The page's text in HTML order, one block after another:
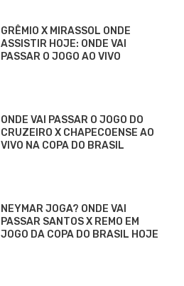
GRÊMIO X MIRASSOL ONDE
ASSISTIR HOJE: ONDE VAI
PASSAR O JOGO AO VIVO
ONDE VAI PASSAR O JOGO DO
CRUZEIRO X CHAPECOENSE AO
VIVO NA COPA DO BRASIL
NEYMAR JOGA? ONDE VAI
PASSAR SANTOS X REMO EM
JOGO DA COPA DO BRASIL HOJE